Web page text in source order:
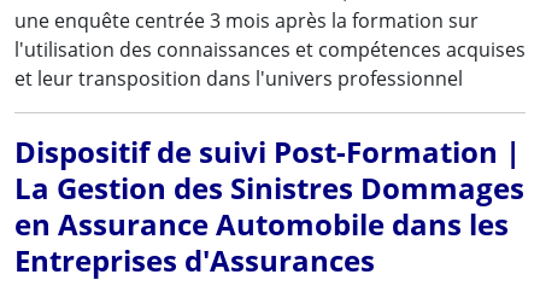
une enquête centrée 3 mois après la formation sur
l'utilisation des connaissances et compétences acquises
et leur transposition dans l'univers professionnel
Dispositif de suivi Post-Formation |
La Gestion des Sinistres Dommages
en Assurance Automobile dans les
Entreprises d'Assurances